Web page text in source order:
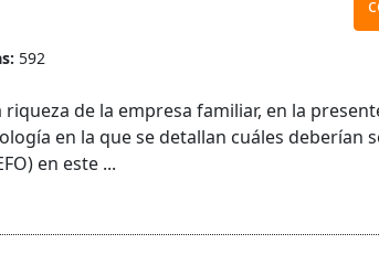
592
de la empresa familiar, en la
en la que se detallan cuáles deberían
en este ...